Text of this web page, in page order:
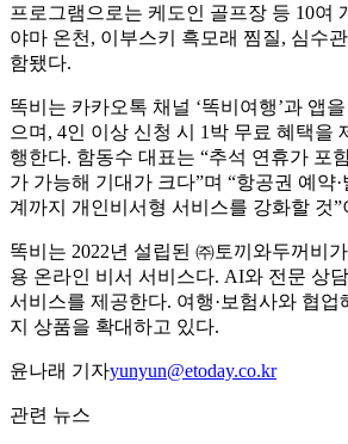
프로그램으로는 케도인 골프장 등 10여
야마 온천, 이부스키 흑모래 찜질, 심수
함됐다.
똑비는 카카오톡 채널 ‘똑비여행’과 앱
으며, 4인 이상 신청 시 1박 무료 혜택을
행한다. 함동수 대표는 “추석 연휴가 포
가 가능해 기대가 크다”며 “항공권 예약
계까지 개인비서형 서비스를 강화할 것”
똑비는 2022년 설립된 ㈜토끼와두꺼비
용 온라인 비서 서비스다. AI와 전문 상
서비스를 제공한다. 여행·보험사와 협업
지 상품을 확대하고 있다.
윤나래 기자yunyun@etoday.co.kr
관련 뉴스